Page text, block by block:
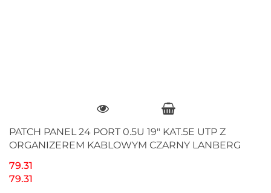
PATCH PANEL 24 PORT 0.5U 19" KAT.5E UTP Z
ORGANIZEREM KABLOWYM CZARNY LANBERG
79.31
79.31